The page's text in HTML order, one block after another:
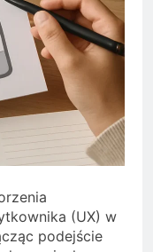
(UX) w
podejście